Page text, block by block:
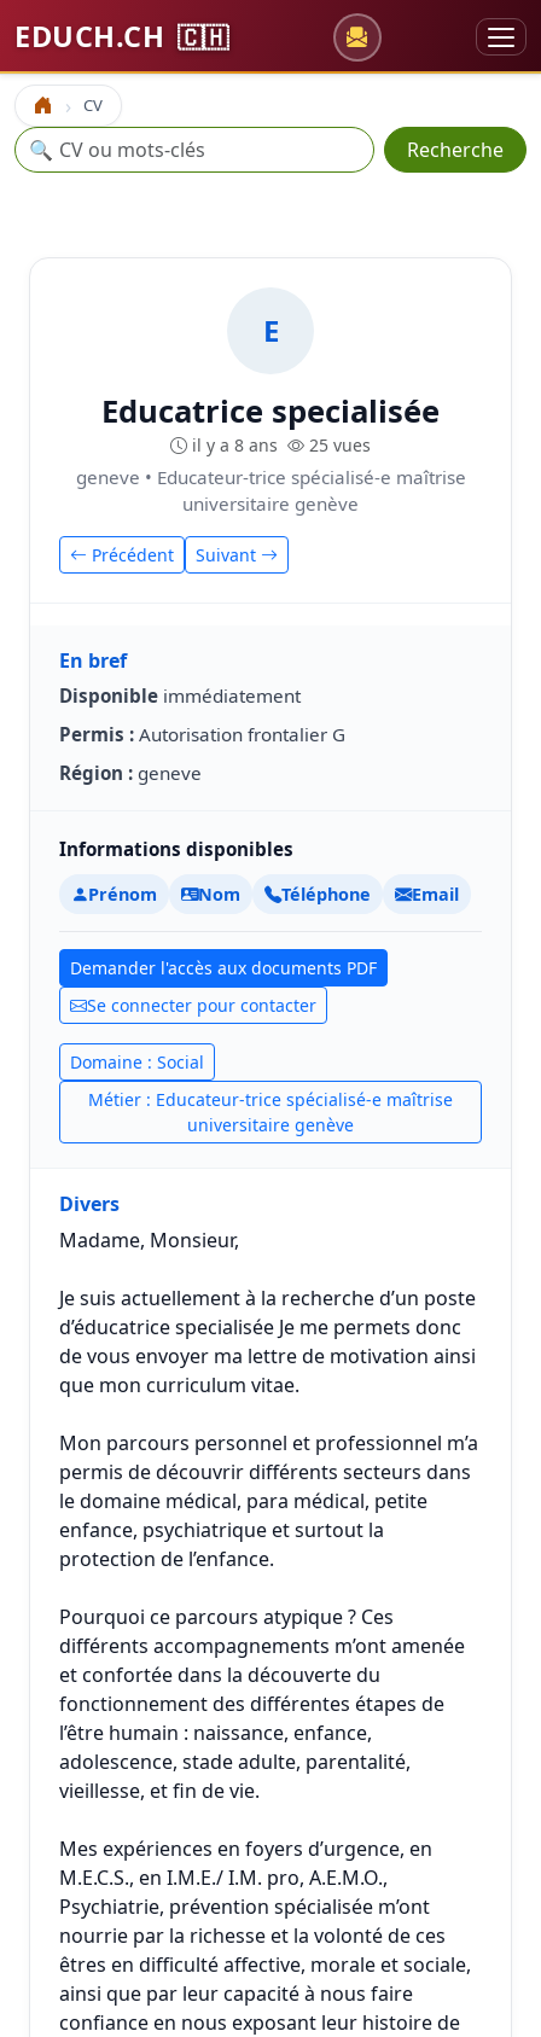
EDUCH.CH 🇨🇭
Accueil CV
Recherche
🔍 Recherche
E
Educatrice specialisée
il y a 8 ans 25 vues
geneve • Educateur-trice spécialisé-e maîtrise
universitaire genève
Précédent Suivant
En bref
Disponible immédiatement
Permis : Autorisation frontalier G
Région : geneve
Informations disponibles
Prénom Nom Téléphone Email
Demander l'accès aux documents PDF
Se connecter pour contacter
Domaine : Social
Métier : Educateur-trice spécialisé-e maîtrise
universitaire genève
Divers
Madame, Monsieur,
Je suis actuellement à la recherche d’un poste
d’éducatrice specialisée Je me permets donc
de vous envoyer ma lettre de motivation ainsi
que mon curriculum vitae.
Mon parcours personnel et professionnel m’a
permis de découvrir différents secteurs dans
le domaine médical, para médical, petite
enfance, psychiatrique et surtout la
protection de l’enfance.
Pourquoi ce parcours atypique ? Ces
différents accompagnements m’ont amenée
et confortée dans la découverte du
fonctionnement des différentes étapes de
l’être humain : naissance, enfance,
adolescence, stade adulte, parentalité,
vieillesse, et fin de vie.
Mes expériences en foyers d’urgence, en
M.E.C.S., en I.M.E./ I.M. pro, A.E.M.O.,
Psychiatrie, prévention spécialisée m’ont
nourrie par la richesse et la volonté de ces
êtres en difficulté affective, morale et sociale,
ainsi que par leur capacité à nous faire
confiance en nous exposant leur histoire de